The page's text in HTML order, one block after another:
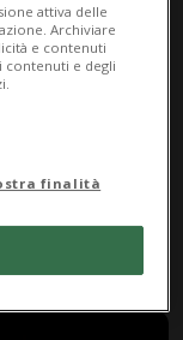
svizzera
attiva delle
Archiviare
e contenuti
contenuti e degli
finalità